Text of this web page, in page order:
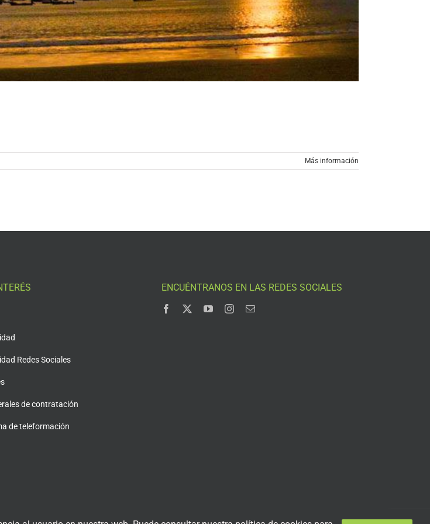
Más información
Redes Sociales
de contratación
de teleformación
ENCUÉNTRANOS EN LAS REDES SOCIALES